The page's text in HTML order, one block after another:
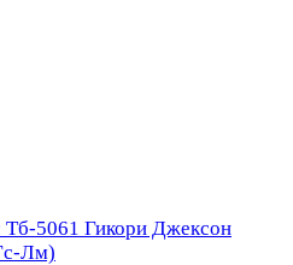
Тб-5061 Гикори Джексон
Лм)